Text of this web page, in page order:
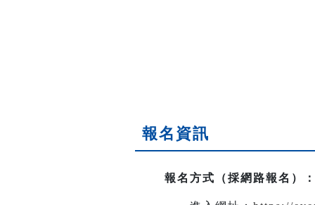
報名資訊
報名方式（採網路報名）